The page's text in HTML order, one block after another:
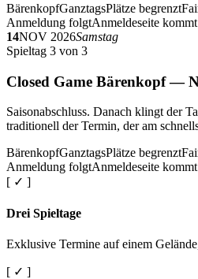
BärenkopfGanztagsPlätze begrenzt
Anmeldung folgtAnmeldeseite
14NOV 2026Samstag
Spieltag 3 von 3
Closed Game Bärenkopf —
Saisonabschluss. Danach klingt der
traditionell der Termin, der am
BärenkopfGanztagsPlätze begrenzt
Anmeldung folgtAnmeldeseite
[ ✓ ]
Drei Spieltage
Exklusive Termine auf einem
[ ✓ ]